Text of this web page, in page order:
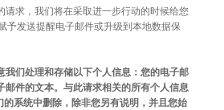
请求，我们将在采取进一步行动的时候给您
予发送提醒电子邮件或升级到本地数据保
我们处理和存储以下个人信息：您的电子邮
邮件的文本。与此请求相关的所有个人信息
的系统中删除，除非您另有说明，并且您始